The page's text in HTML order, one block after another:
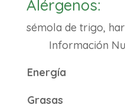
Alérgenos:
sémola de trigo,
Información
Energía
Grasas